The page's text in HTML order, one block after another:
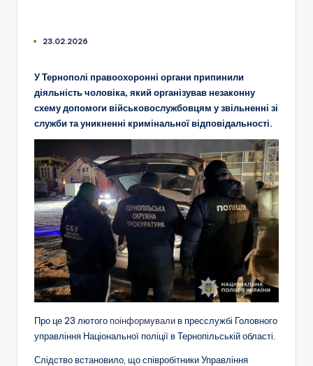
23.02.2026
У Тернополі правоохоронні органи припинили
діяльність чоловіка, який організував незаконну
схему допомоги військовослужбовцям у звільненні зі
служби та уникненні кримінальної відповідальності.
Про це 23 лютого поінформувалив пресслужбі Головного
управління Національної поліції в Тернопільській області.
Слідство встановило, що співробітники Управління